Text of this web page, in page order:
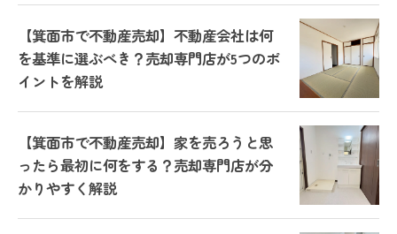
【箕面市で不動産売却】不動産会社は何
を基準に選ぶべき？売却専門店が5つのポ
イントを解説
【箕面市で不動産売却】家を売ろうと思
ったら最初に何をする？売却専門店が分
かりやすく解説